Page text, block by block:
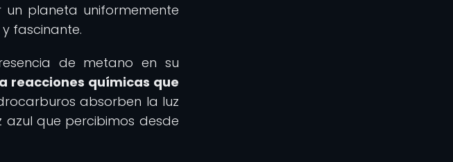
planeta uniformemente
fascinante.
de metano en su
reacciones químicas que
absorben la luz
que percibimos desde